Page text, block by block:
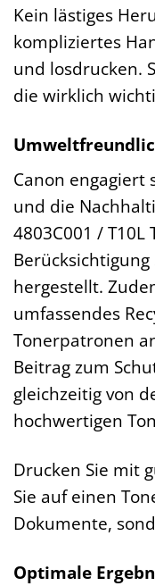
Kein lästiges
kompliziertes
und losdrucken.
die wirklich
Canon engagiert
und die
4803C001 /
hergestellt.
umfassendes
Tonerpatronen
Beitrag zum
gleichzeitig von
hochwertigen
Drucken Sie mit
Sie auf einen
Dokumente,
Optimale